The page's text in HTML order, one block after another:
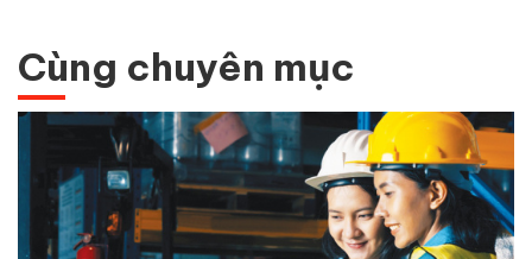
Cùng chuyên mục